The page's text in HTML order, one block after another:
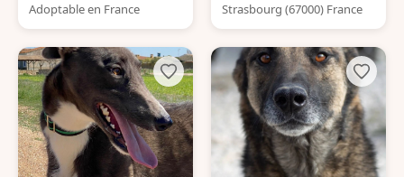
Adoptable en France
Strasbourg (67000) France